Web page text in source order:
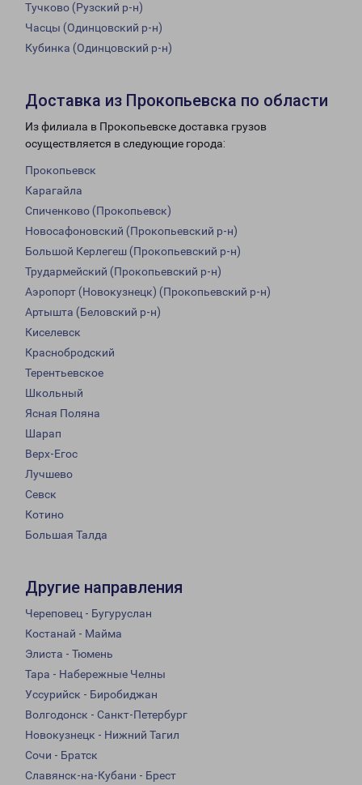
Тучково (Рузский р-н)
Часцы (Одинцовский р-н)
Кубинка (Одинцовский р-н)
Доставка из Прокопьевска по области
Из филиала в Прокопьевске доставка грузов
осуществляется в следующие города:
Прокопьевск
Карагайла
Спиченково (Прокопьевск)
Новосафоновский (Прокопьевский р-н)
Большой Керлегеш (Прокопьевский р-н)
Трудармейский (Прокопьевский р-н)
Аэропорт (Новокузнецк) (Прокопьевский р-н)
Артышта (Беловский р-н)
Киселевск
Краснобродский
Терентьевское
Школьный
Ясная Поляна
Шарап
Верх-Егос
Лучшево
Севск
Котино
Большая Талда
Другие направления
Череповец - Бугуруслан
Костанай - Майма
Элиста - Тюмень
Тара - Набережные Челны
Уссурийск - Биробиджан
Волгодонск - Санкт-Петербург
Новокузнецк - Нижний Тагил
Сочи - Братск
Славянск-на-Кубани - Брест